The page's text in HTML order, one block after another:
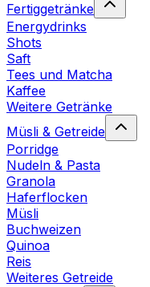
Fertiggetränke
Energydrinks
Shots
Saft
Tees und Matcha
Kaffee
Weitere Getränke
Müsli & Getreide
Porridge
Nudeln & Pasta
Granola
Haferflocken
Müsli
Buchweizen
Quinoa
Reis
Weiteres Getreide